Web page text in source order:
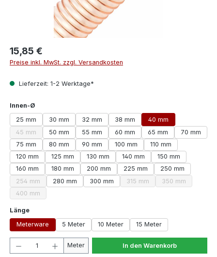
15,85 €
Preise inkl. MwSt. zzgl. Versandkosten
Lieferzeit: 1-2 Werktage*
Innen-Ø
25 mm
30 mm 32 mm 38 mm
40 mm
45 mm
(Diese Option ist zurzeit nicht verfügbar.)
50 mm 55 mm 60 mm 65 mm
70 mm
75 mm
80 mm 90 mm 100 mm
110 mm
120 mm
125 mm 130 mm 140 mm
150 mm
160 mm
180 mm 200 mm 225 mm
250 mm
254 mm
(Diese Option ist zurzeit nicht verfügbar.)
280 mm 300 mm 315 mm
(Diese Option ist zurzeit
350 mm
(Diese Option
400 mm
(Diese Option ist zurzeit nicht verfügbar.)
Längeauswählen
Meterware
5 Meter 10 Meter 15 Meter
Produkt Anzahl: Gib den gewünschten Wert ein
Meter In den Warenkorb